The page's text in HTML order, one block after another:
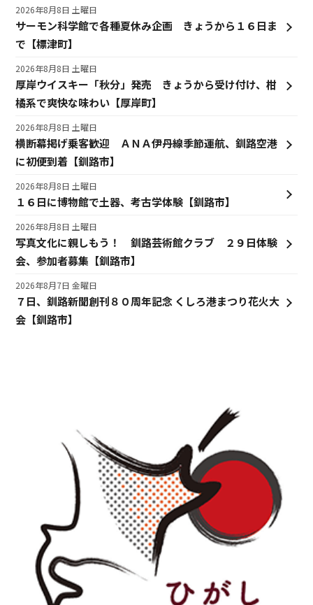
サーモン科学館で各種夏休み企画 きょうから１６日ま
で【標津町】
2026年8月8日 土曜日
厚岸ウイスキー「秋分」発売 きょうから受け付け、柑
橘系で爽快な味わい【厚岸町】
2026年8月8日 土曜日
横断幕掲げ乗客歓迎 ＡＮＡ伊丹線季節運航、釧路空港
に初便到着【釧路市】
2026年8月8日 土曜日
１６日に博物館で土器、考古学体験【釧路市】
2026年8月8日 土曜日
写真文化に親しもう！ 釧路芸術館クラブ ２９日体験
会、参加者募集【釧路市】
2026年8月8日 土曜日
７日、釧路新聞創刊８０周年記念 くしろ港まつり花火大
会【釧路市】
2026年8月7日 金曜日